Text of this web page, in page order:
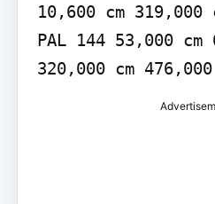
10,600 cm 319,000
PAL 144 53,000 cm
320,000 cm